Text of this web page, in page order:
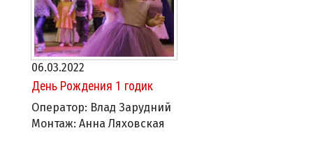
06.03.2022
День Рождения 1 годик
Оператор: Влад Зарудний
Монтаж: Анна Ляховская